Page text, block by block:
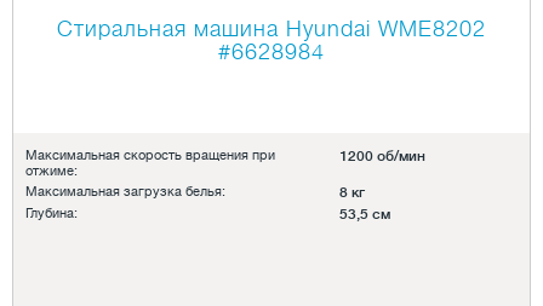
Стиральная машина Hyundai WME8202
#6628984
Максимальная скорость вращения при
отжиме:
1200 об/мин
Максимальная загрузка белья: 8 кг
Глубина: 53,5 см